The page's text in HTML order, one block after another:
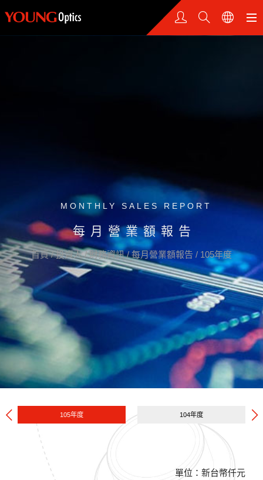
MONTHLY SALES REPORT
每月營業額報告
首頁/ 投資人/ 財務資訊/ 每月營業額報告 / 105年度
105年度 104年度
單位：新台幣仟元